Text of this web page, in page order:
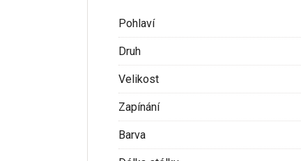
Pohlaví
Druh
Velikost
Zapínání
Barva